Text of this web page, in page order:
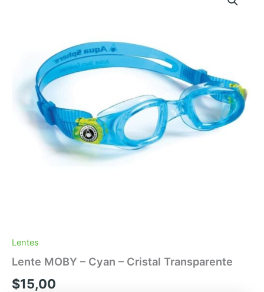
Lentes
Lente MOBY – Cyan – Cristal Transparente
$15,00